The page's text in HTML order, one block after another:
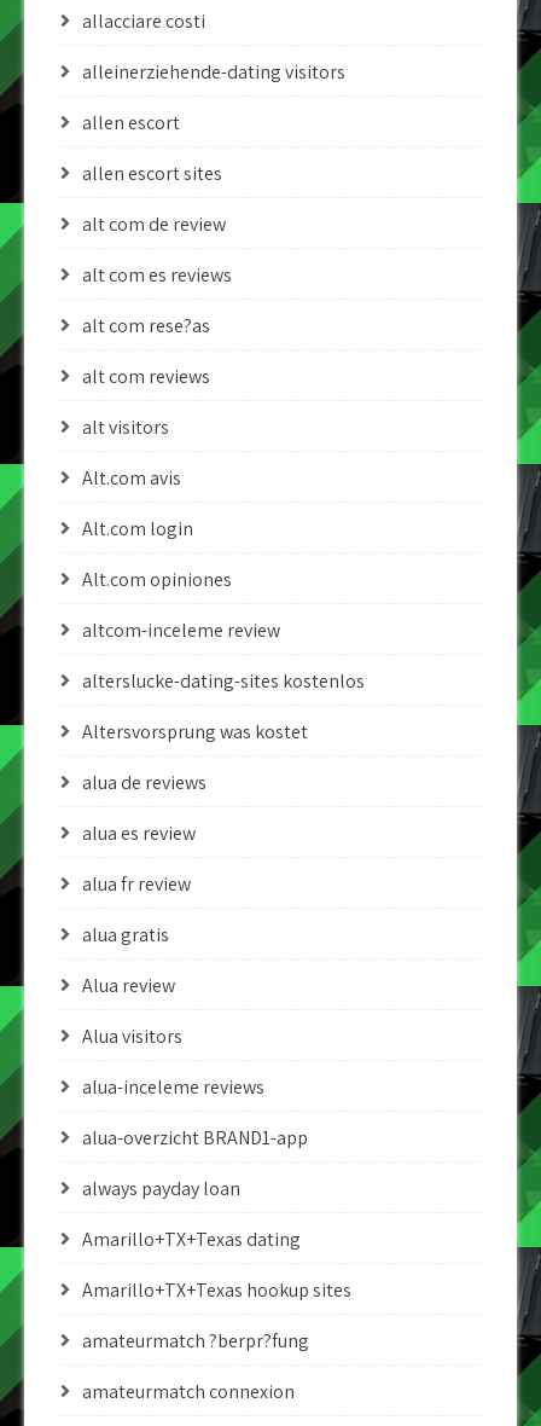
allacciare costi
alleinerziehende-dating visitors
allen escort
allen escort sites
alt com de review
alt com es reviews
alt com rese?as
alt com reviews
alt visitors
Alt.com avis
Alt.com login
Alt.com opiniones
altcom-inceleme review
alterslucke-dating-sites kostenlos
Altersvorsprung was kostet
alua de reviews
alua es review
alua fr review
alua gratis
Alua review
Alua visitors
alua-inceleme reviews
alua-overzicht BRAND1-app
always payday loan
Amarillo+TX+Texas dating
Amarillo+TX+Texas hookup sites
amateurmatch ?berpr?fung
amateurmatch connexion